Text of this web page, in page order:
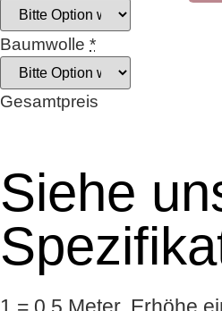
Baumwolle *
Gesamtpreis
Siehe